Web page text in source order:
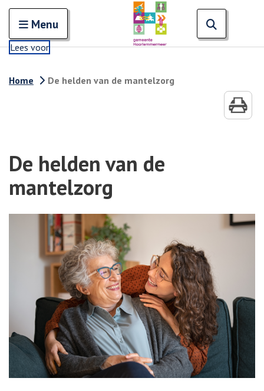
Open en sluit het
Menu
Lees voor
Home De helden van de mantelzorg
De helden van de
mantelzorg